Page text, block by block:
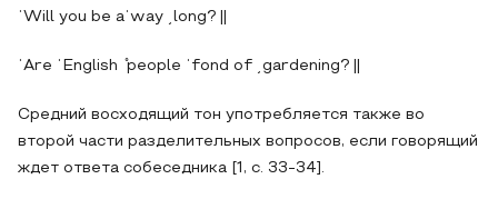
ˈWill you be aˈway ͵long? ||
ˈAre ˈEnglish people ˈfond of ͵gardening? ||
Средний восходящий тон употребляется также во
второй части разделительных вопросов, если говорящий
ждет ответа собеседника [1, с. 33-34].